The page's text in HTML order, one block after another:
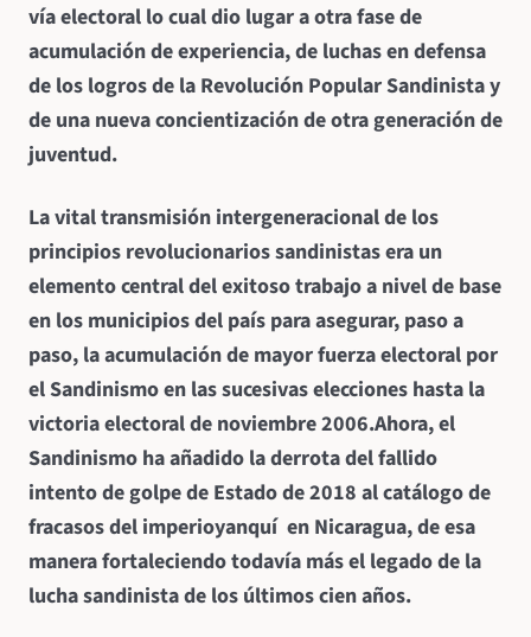
vía electoral lo cual dio lugar a otra fase de
acumulación de experiencia, de luchas en defensa
de los logros de la Revolución Popular Sandinista y
de una nueva concientización de otra generación de
juventud.
La vital transmisión intergeneracional de los
principios revolucionarios sandinistas era un
elemento central del exitoso trabajo a nivel de base
en los municipios del país para asegurar, paso a
paso, la acumulación de mayor fuerza electoral por
el Sandinismo en las sucesivas elecciones hasta la
victoria electoral de noviembre 2006.Ahora, el
Sandinismo ha añadido la derrota del fallido
intento de golpe de Estado de 2018 al catálogo de
fracasos del imperioyanquí en Nicaragua, de esa
manera fortaleciendo todavía más el legado de la
lucha sandinista de los últimos cien años.